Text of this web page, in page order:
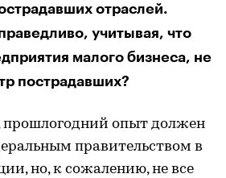
отраслей.
учитывая, что
малого бизнеса, не
пострадавших?
опыт должен
правительством в
но, к сожалению, не все